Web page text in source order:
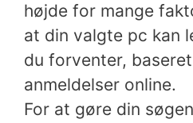
højde for mange
at din valgte pc kan
du forventer,
anmeldelser online.
For at gøre din